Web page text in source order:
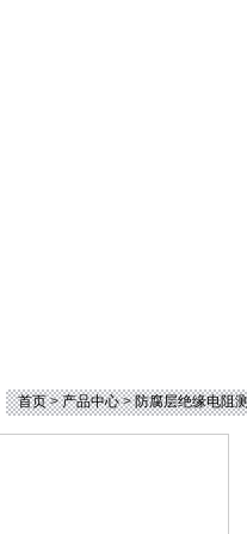
首页>产品中心>防腐层绝缘电阻